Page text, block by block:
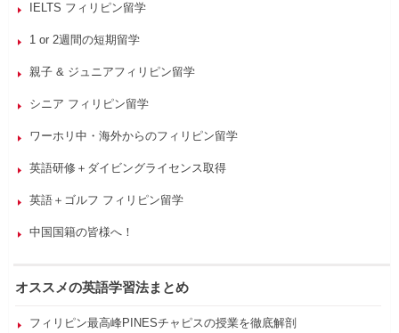
IELTS フィリピン留学
1 or 2週間の短期留学
親子 & ジュニアフィリピン留学
シニア フィリピン留学
ワーホリ中・海外からのフィリピン留学
英語研修＋ダイビングライセンス取得
英語＋ゴルフ フィリピン留学
中国国籍の皆様へ！
オススメの英語学習法まとめ
フィリピン最高峰PINESチャピスの授業を徹底解剖